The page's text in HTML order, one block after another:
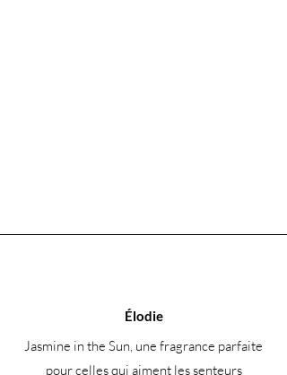
Élodie
Jasmine in the Sun, une fragrance parfaite
pour celles qui aiment les senteurs